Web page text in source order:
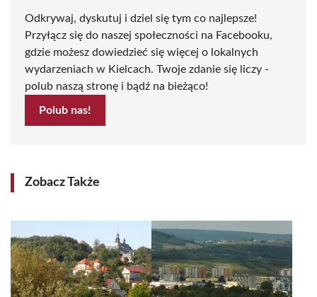
Odkrywaj, dyskutuj i dziel się tym co najlepsze!
Przyłącz się do naszej społeczności na Facebooku,
gdzie możesz dowiedzieć się więcej o lokalnych
wydarzeniach w Kielcach. Twoje zdanie się liczy -
polub naszą stronę i bądź na bieżąco!
Polub nas!
Zobacz Także